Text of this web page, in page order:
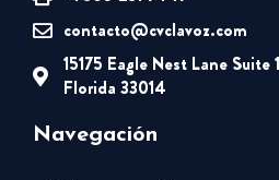
contacto@cvclavoz.com
15175 Eagle Nest Lane
Florida 33014
Navegación